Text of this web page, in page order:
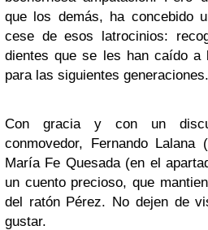
que los demás, ha concebido
cese de esos latrocinios:
dientes que se les han caído a
para las siguientes generaciones.
Con gracia y con un
conmovedor, Fernando
María Fe Quesada (en el
un cuento precioso, que
del ratón Pérez. No dejen de
gustar.